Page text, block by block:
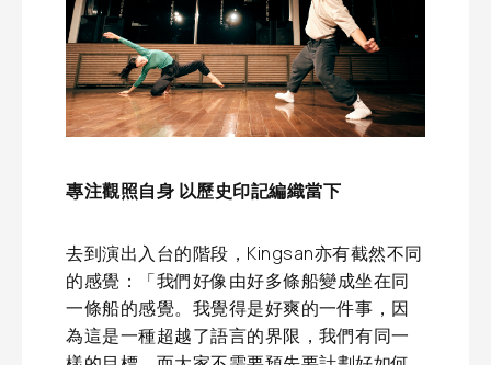
專注觀照自身 以歷史印記編織當下
去到演出入台的階段，Kingsan亦有截然不同
的感覺：「我們好像由好多條船變成坐在同
一條船的感覺。我覺得是好爽的一件事，因
為這是一種超越了語言的界限，我們有同一